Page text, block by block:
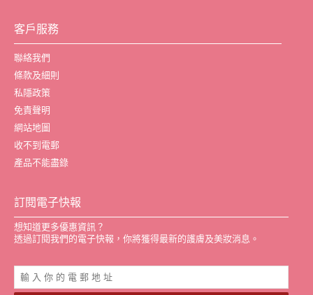
客戶服務
聯絡我們
條款及細則
私隱政策
免責聲明
網站地圖
收不到電郵
產品不能盡錄
訂閱電子快報
想知道更多優惠資訊？
透過訂閱我們的電子快報，你將獲得最新的護膚及美妝消息。